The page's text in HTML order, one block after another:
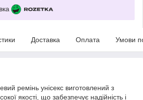
Доставка Оплата Умови
ремінь унісекс виготовлений з
якості, що забезпечує надійність і